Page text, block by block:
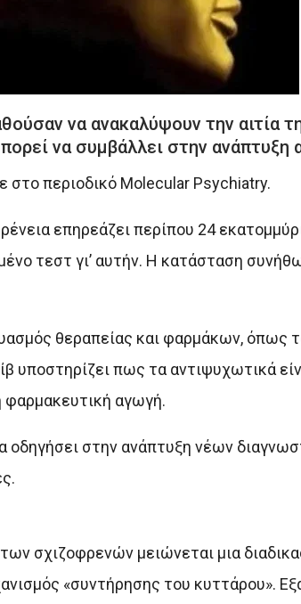
να ανακαλύψουν την αιτία
να συμβάλλει στην ανάπτυξη
στο περιοδικό Molecular Psychiatry.
επηρεάζει περίπου 24
τεστ γι’ αυτήν. Η κατάσταση
θεραπείας και φαρμάκων, όπως
υποστηρίζει πως τα αντιψυχωτικά
φαρμακευτική αγωγή.
στην ανάπτυξη νέων
σχιζοφρενών μειώνεται μια
«συντήρησης του κυττάρου».